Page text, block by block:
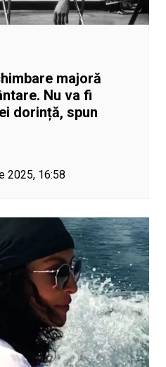
majoră
Nu va fi
dorință, spun
2025, 16:58